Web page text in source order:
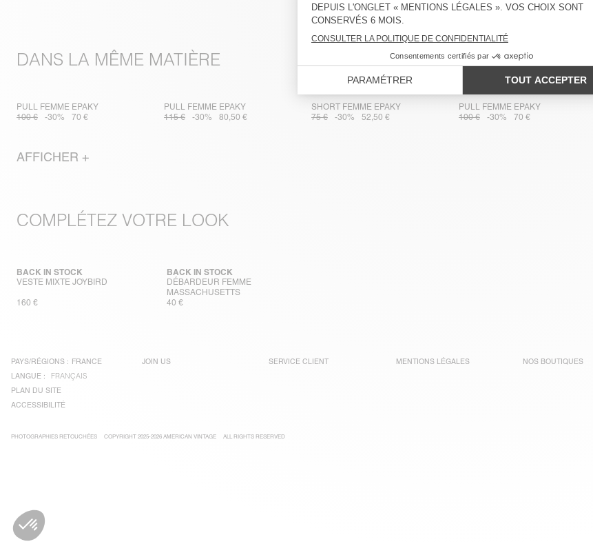
DANS LA MÊME MATIÈRE
PULL FEMME EPAKY
100 €
-30% 70 €
PULL FEMME EPAKY
115 €
-30% 80,50 €
SHORT FEMME EPAKY
75 €
-30% 52,50 €
PULL FEMME EPAKY
100 €
-30% 70 €
AFFICHER +
COMPLÉTEZ VOTRE LOOK
VESTE MIXTE JOYBIRD
BACK IN STOCK
160 €
DÉBARDEUR FEMME
MASSACHUSETTS
BACK IN STOCK
40 €
PAYS/RÉGIONS : FRANCE
LANGUE :
FRANÇAIS
PLAN DU SITE
ACCESSIBILITÉ
JOIN US SERVICE CLIENT MENTIONS LÉGALES NOS BOUTIQUES
PHOTOGRAPHIES RETOUCHÉES COPYRIGHT 2025-2026 AMERICAN VINTAGE ALL RIGHTS RESERVED